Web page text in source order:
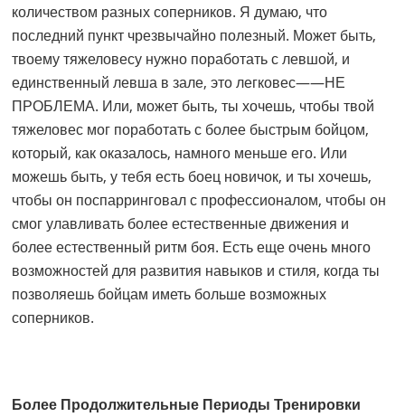
количеством разных соперников. Я думаю, что
последний пункт чрезвычайно полезный. Может быть,
твоему тяжеловесу нужно поработать с левшой, и
единственный левша в зале, это легковес——НЕ
ПРОБЛЕМА. Или, может быть, ты хочешь, чтобы твой
тяжеловес мог поработать с более быстрым бойцом,
который, как оказалось, намного меньше его. Или
можешь быть, у тебя есть боец новичок, и ты хочешь,
чтобы он поспарринговал с профессионалом, чтобы он
смог улавливать более естественные движения и
более естественный ритм боя. Есть еще очень много
возможностей для развития навыков и стиля, когда ты
позволяешь бойцам иметь больше возможных
соперников.
Более Продолжительные Периоды Тренировки